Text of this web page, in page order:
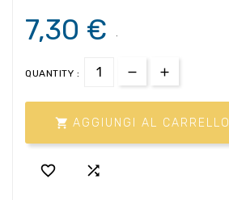
7,30 € .
QUANTITY :
 AGGIUNGI AL CARRELLO
 